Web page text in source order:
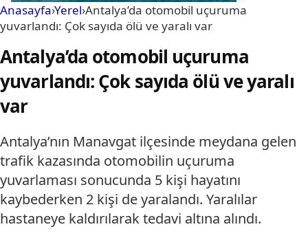
Anasayfa›Yerel›Antalya’da otomobil uçuruma
yuvarlandı: Çok sayıda ölü ve yaralı var
Antalya’da otomobil uçuruma
yuvarlandı: Çok sayıda ölü ve yaralı
var
Antalya’nın Manavgat ilçesinde meydana gelen
trafik kazasında otomobilin uçuruma
yuvarlaması sonucunda 5 kişi hayatını
kaybederken 2 kişi de yaralandı. Yaralılar
hastaneye kaldırılarak tedavi altına alındı.